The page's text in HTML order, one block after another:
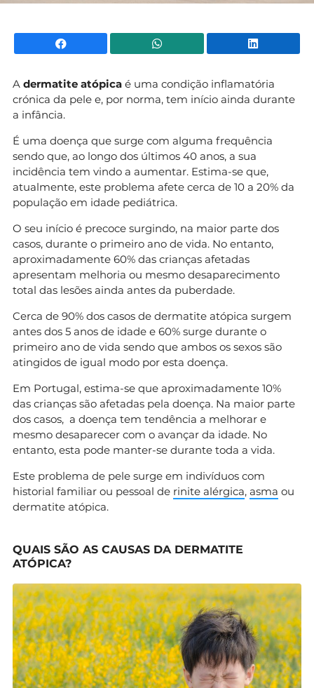
Facebook WhatsApp
A dermatite atópica é uma condição inflamatória
crónica da pele e, por norma, tem início ainda durante
a infância.
É uma doença que surge com alguma frequência
sendo que, ao longo dos últimos 40 anos, a sua
incidência tem vindo a aumentar. Estima-se que,
atualmente, este problema afete cerca de 10 a 20% da
população em idade pediátrica.
O seu início é precoce surgindo, na maior parte dos
casos, durante o primeiro ano de vida. No entanto,
aproximadamente 60% das crianças afetadas
apresentam melhoria ou mesmo desaparecimento
total das lesões ainda antes da puberdade.
Cerca de 90% dos casos de dermatite atópica surgem
antes dos 5 anos de idade e 60% surge durante o
primeiro ano de vida sendo que ambos os sexos são
atingidos de igual modo por esta doença.
Em Portugal, estima-se que aproximadamente 10%
das crianças são afetadas pela doença. Na maior parte
dos casos, a doença tem tendência a melhorar e
mesmo desaparecer com o avançar da idade. No
entanto, esta pode manter-se durante toda a vida.
Este problema de pele surge em indivíduos com
historial familiar ou pessoal de rinite alérgica, asma ou
dermatite atópica.
QUAIS SÃO AS CAUSAS DA DERMATITE
ATÓPICA?